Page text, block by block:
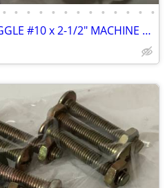
• • • • • • • • • • • • •
HILLMAN 3/16" STRAP TOGGLE #10 x 2-1/2" MACHINE SCREW (6-PACK) DRYWALL